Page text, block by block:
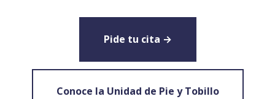
Pide tu cita →
Conoce la Unidad de Pie y Tobillo